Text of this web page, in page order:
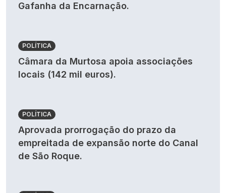
Gafanha da Encarnação.
POLÍTICA
Câmara da Murtosa apoia associações
locais (142 mil euros).
POLÍTICA
Aprovada prorrogação do prazo da
empreitada de expansão norte do Canal
de São Roque.